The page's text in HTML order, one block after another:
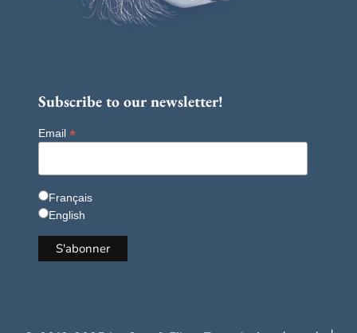
Subscribe to our newsletter!
Email *
Français
English